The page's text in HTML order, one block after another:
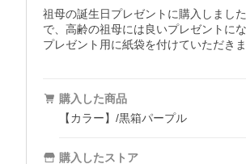
祖母の誕生日プレゼントに購入しまし
で、高齢の祖母には良いプレゼントに
プレゼント用に紙袋を付けていただき
購入した商品
【カラー】/黒箱パープル
購入したストア